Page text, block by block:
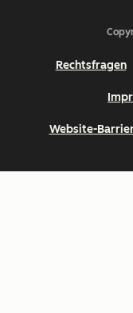
Rechtsfragen
Website-